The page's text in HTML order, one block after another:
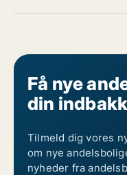
Få nye
din
Tilmeld dig vores
om nye
nyheder fra